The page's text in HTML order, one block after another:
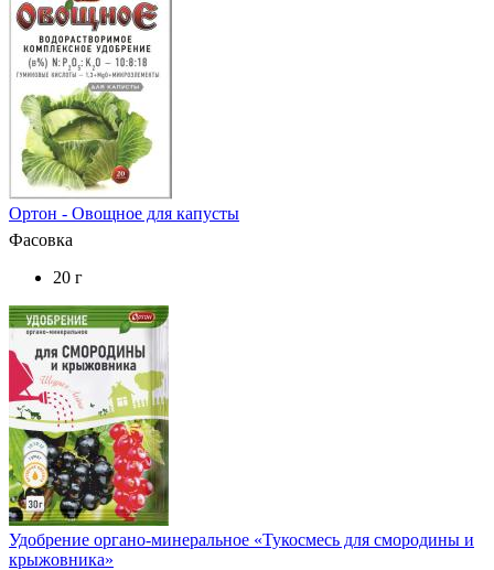
Ортон - Овощное для капусты
Фасовка
20 г
Удобрение органо-минеральное «Тукосмесь для смородины и
крыжовника»